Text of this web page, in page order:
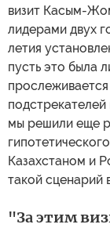
визит Касым-
лидерами двух
летия
пусть это была
подстрекателей
мы решили еще
Казахстаном и
такой сценарий
"За этим